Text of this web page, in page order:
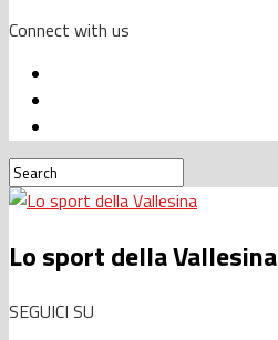
Connect with us
Lo sport della Vallesina
SEGUICI SU